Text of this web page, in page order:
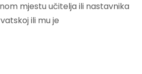
mjestu učitelja ili nastavnika
ili mu je